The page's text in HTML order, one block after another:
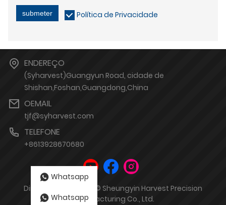
submeter Política de Privacidade
ENDEREÇO
(Syharvest)Guangyun Road, cidade de
Shishan,Foshan,Guangdong,China
OEMAIL
tjf@syharvest.com
TELEFONE
+8613928670680
Direitos autorais de © Sheungyin Harvest Precision
Manufacturing Co., Ltd.
Whatsapp
Whatsapp